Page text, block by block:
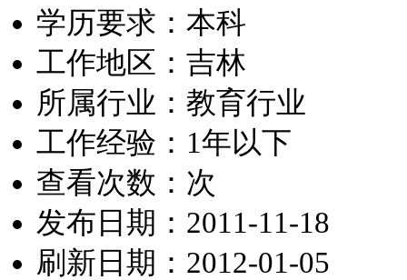
学历要求：本科
工作地区：吉林
所属行业：教育行业
工作经验：1年以下
查看次数： 次
发布日期：2011-11-18
刷新日期：2012-01-05